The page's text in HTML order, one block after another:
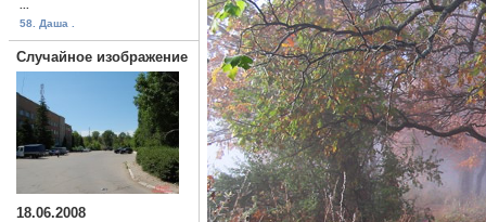
58. Даша .
Случайное изображение
18.06.2008